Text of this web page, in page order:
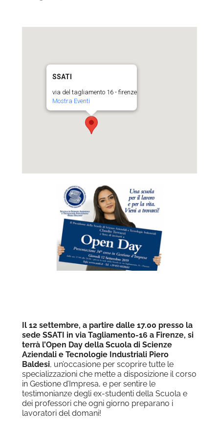
SSATI
via del tagliamento 16 - firenze
Mostra Eventi
Il 12 settembre, a partire dalle 17.00 presso la
sede SSATI in via Tagliamento-16 a Firenze, si
terrà l’Open Day della Scuola di Scienze
Aziendali e Tecnologie Industriali Piero
Baldesi, un’occasione per scoprire tutte le
specializzazioni che mette a disposizione il corso
in Gestione d’Impresa, e per sentire le
testimonianze degli ex-studenti della Scuola e
dei professori che ogni giorno preparano i
lavoratori del domani!